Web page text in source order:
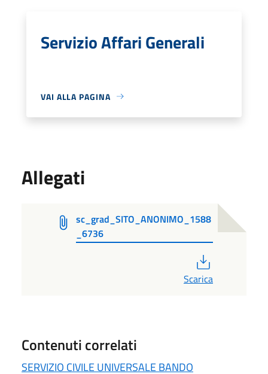
Servizio Affari Generali
VAI ALLA PAGINA
Allegati
sc_grad_SITO_ANONIMO_1588
_6736
Scarica
Contenuti correlati
SERVIZIO CIVILE UNIVERSALE BANDO